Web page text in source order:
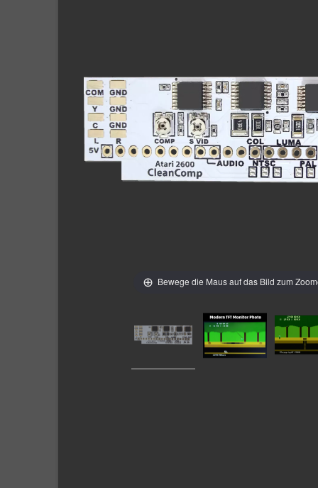
Bewege die Maus auf das Bild zum